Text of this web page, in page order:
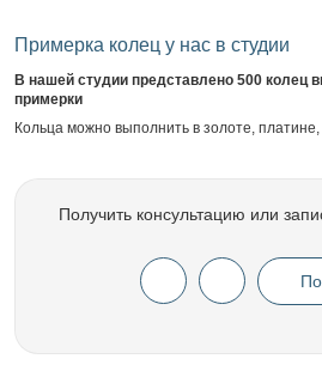
Примерка колец у нас в студии
В нашей студии представлено 500 колец
примерки
Кольца можно выполнить в золоте,
Получить консультацию или